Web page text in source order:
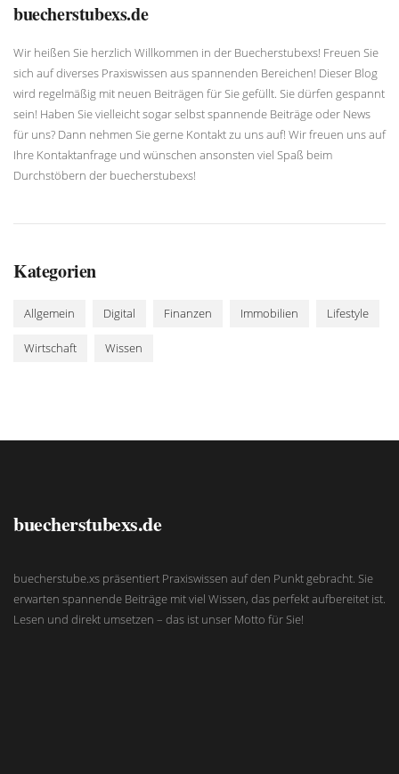
buecherstubexs.de
Wir heißen Sie herzlich Willkommen in der Buecherstubexs! Freuen Sie
sich auf diverses Praxiswissen aus spannenden Bereichen! Dieser Blog
wird regelmäßig mit neuen Beiträgen für Sie gefüllt. Sie dürfen gespannt
sein! Haben Sie vielleicht sogar selbst spannende Beiträge oder News
für uns? Dann nehmen Sie gerne Kontakt zu uns auf! Wir freuen uns auf
Ihre Kontaktanfrage und wünschen ansonsten viel Spaß beim
Durchstöbern der buecherstubexs!
Kategorien
Allgemein Digital Finanzen Immobilien Lifestyle
Wirtschaft Wissen
buecherstubexs.de
buecherstube.xs präsentiert Praxiswissen auf den Punkt gebracht. Sie
erwarten spannende Beiträge mit viel Wissen, das perfekt aufbereitet ist.
Lesen und direkt umsetzen – das ist unser Motto für Sie!